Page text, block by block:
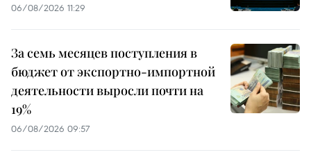
06/08/2026 11:29
За семь месяцев поступления в
бюджет от экспортно-импортной
деятельности выросли почти на
19%
06/08/2026 09:57